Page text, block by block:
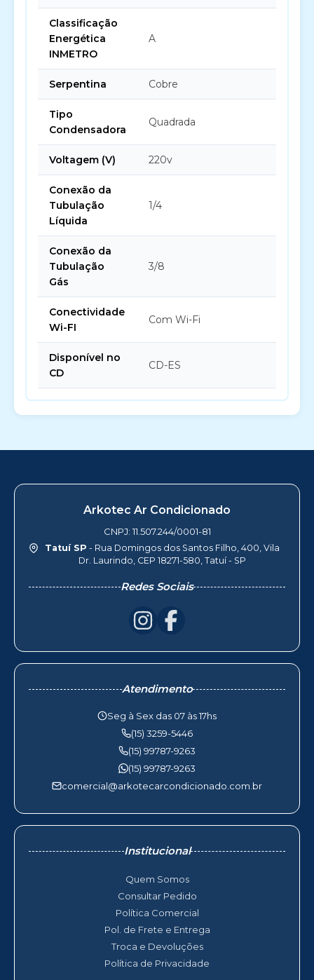
Classificação
Energética
INMETRO
A
Serpentina Cobre
Tipo
Condensadora
Quadrada
Voltagem (V) 220v
Conexão da
Tubulação
Líquida
1/4
Conexão da
Tubulação
Gás
3/8
Conectividade
Wi-FI
Com Wi-Fi
Disponível no
CD
CD-ES
Arkotec Ar Condicionado
CNPJ: 11.507.244/0001-81
Tatuí SP - Rua Domingos dos Santos Filho, 400, Vila
Dr. Laurindo, CEP 18271-580, Tatuí - SP
Redes Sociais
Atendimento
Seg à Sex das 07 às 17hs
(15) 3259-5446
(15) 99787-9263
(15) 99787-9263
comercial@arkotecarcondicionado.com.br
Institucional
Quem Somos
Consultar Pedido
Política Comercial
Pol. de Frete e Entrega
Troca e Devoluções
Política de Privacidade